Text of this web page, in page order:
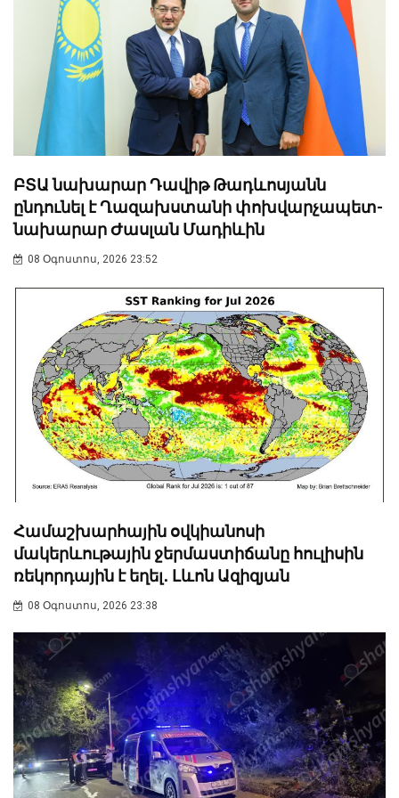
ԲՏԱ նախարար Դավիթ Թադևոսյանն
ընդունել է Ղազախստանի փոխվարչապետ-
նախարար Ժասլան Մադիևին
08 Օգոստոս, 2026 23:52
Համաշխարհային օվկիանոսի
մակերևութային ջերմաստիճանը հուլիսին
ռեկորդային է եղել․ Լևոն Ազիզյան
08 Օգոստոս, 2026 23:38